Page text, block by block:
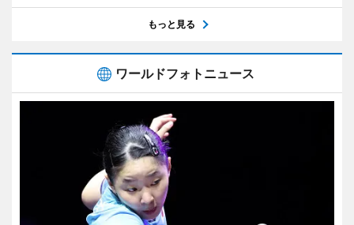
もっと見る
ワールドフォトニュース